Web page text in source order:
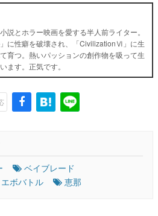
説とホラー映画を愛する半人前ライター。
」に性癖を破壊され、「CivilizationⅥ」に生
育つ。熱いパッションの創作物を吸って生
ます。正気です。
ベイブレード
ボバトル
恵那